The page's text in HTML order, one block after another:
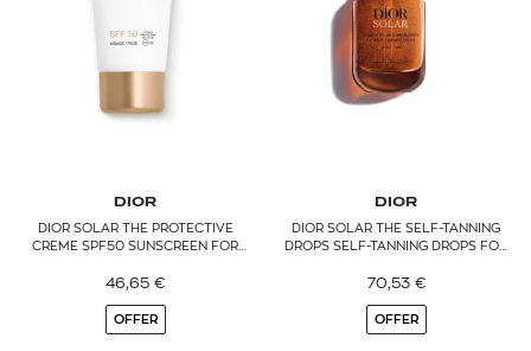
DIOR
DIOR SOLAR THE PROTECTIVE
CREME SPF50 SUNSCREEN FOR
46,65 €
OFFER
DIOR
DIOR SOLAR THE SELF-TANNING
DROPS SELF-TANNING DROPS FOR
70,53 €
OFFER